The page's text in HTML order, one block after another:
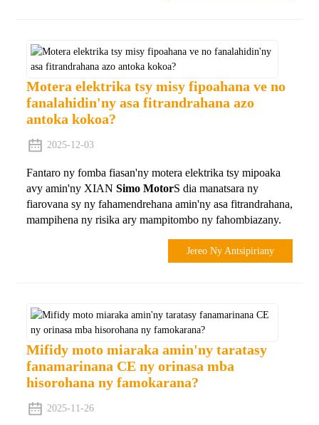
Motera elektrika tsy misy fipoahana ve no
fanalahidin'ny asa fitrandrahana azo
antoka kokoa?
2025-12-03
Fantaro ny fomba fiasan'ny motera elektrika tsy mipoaka
avy amin'ny XIAN Simo MotorS dia manatsara ny
fiarovana sy ny fahamendrehana amin'ny asa fitrandrahana,
mampihena ny risika ary mampitombo ny fahombiazany.
Jereo Ny Antsipiriany
Mifidy moto miaraka amin'ny taratasy
fanamarinana CE ny orinasa mba
hisorohana ny famokarana?
2025-11-26